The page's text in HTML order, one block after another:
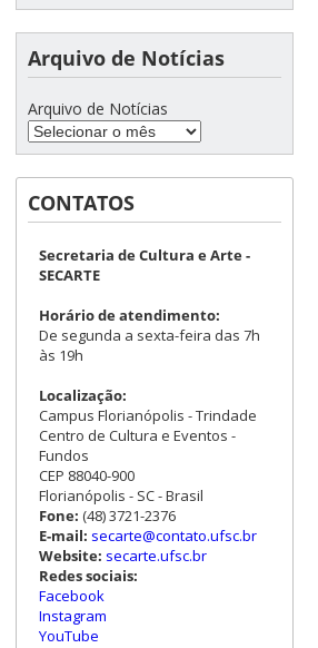
Arquivo de Notícias
Arquivo de Notícias
CONTATOS
Secretaria de Cultura e Arte -
SECARTE
Horário de atendimento:
De segunda a sexta-feira das 7h
às 19h
Localização:
Campus Florianópolis - Trindade
Centro de Cultura e Eventos -
Fundos
CEP 88040-900
Florianópolis - SC - Brasil
Fone: (48) 3721-2376
E-mail: secarte@contato.ufsc.br
Website: secarte.ufsc.br
Redes sociais:
Facebook
Instagram
YouTube